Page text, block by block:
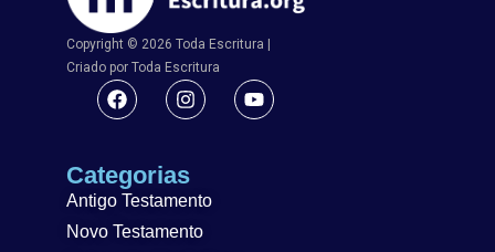
Copyright © 2026 Toda Escritura |
Criado por Toda Escritura
Categorias
Antigo Testamento
Novo Testamento